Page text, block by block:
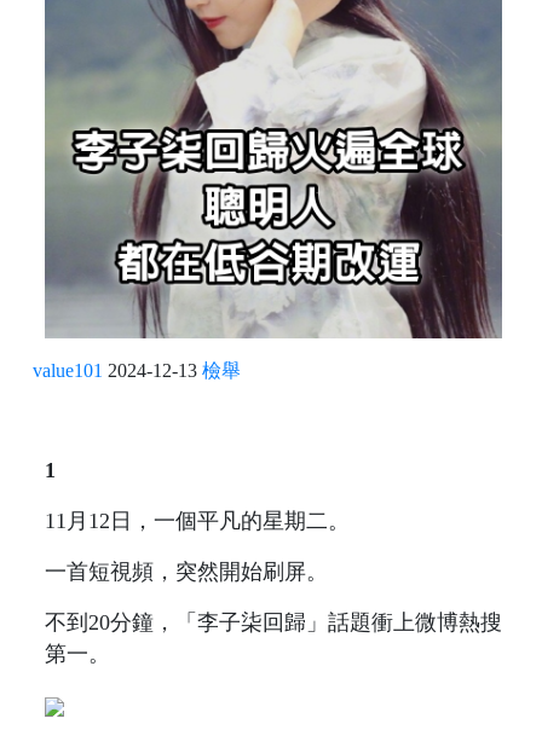
value101 2024-12-13 檢舉
1
11月12日，一個平凡的星期二。
一首短視頻，突然開始刷屏。
不到20分鐘，「李子柒回歸」話題衝上微博熱搜
第一。